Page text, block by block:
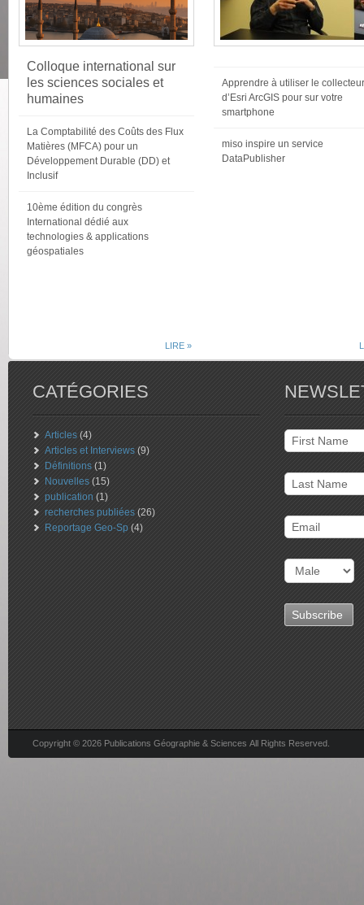
Colloque international sur
les sciences sociales et
humaines
La Comptabilité des Coûts des Flux
Matières (MFCA) pour un
Développement Durable (DD) et
Inclusif
10ème édition du congrès
International dédié aux
technologies & applications
géospatiales
Apprendre à utiliser le collecteur
d’Esri ArcGIS pour sur votre
smartphone
miso inspire un service
DataPublisher
LIRE »
CATÉGORIES
Articles (4)
Articles et Interviews (9)
Définitions (1)
Nouvelles (15)
publication (1)
recherches publiées (26)
Reportage Geo-Sp (4)
Copyright © 2026 Publications Géographie & Sciences All Rights Reserved.